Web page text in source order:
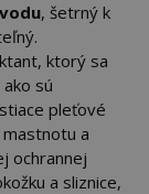
, šetrný k
ktorý sa
sú
pleťové
a
ochrannej
a sliznice,